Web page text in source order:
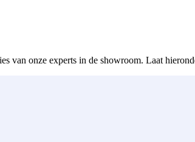
van onze experts in de showroom. Laat